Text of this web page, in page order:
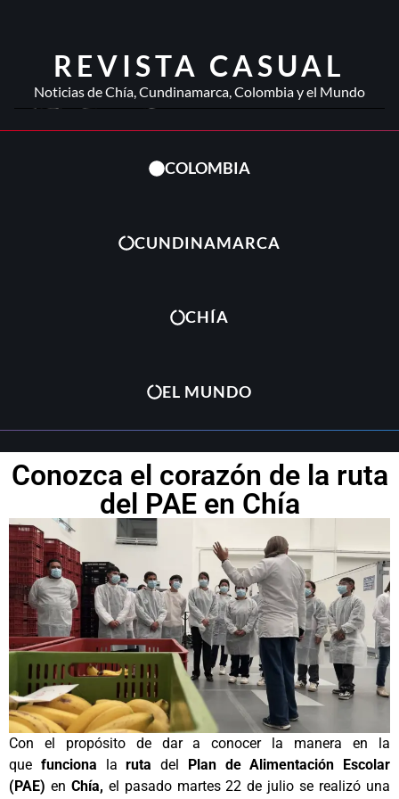
REVISTA CASUAL
Noticias de Chía, Cundinamarca, Colombia y el Mundo
COLOMBIA
CUNDINAMARCA
CHÍA
EL MUNDO
Conozca el corazón de la ruta
del PAE en Chía
Con el propósito de dar a conocer la manera en la
que funciona laruta del Plan de Alimentación Escolar
(PAE) en Chía, el pasado martes 22 de julio se realizó una